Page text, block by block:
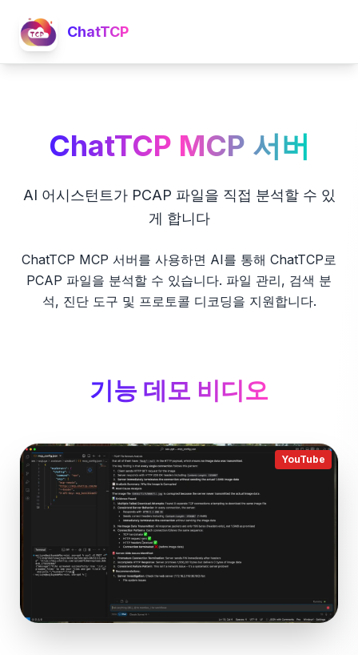
ChatTCP
ChatTCP MCP 서버
AI 어시스턴트가 PCAP 파일을 직접 분석할 수 있
게 합니다
ChatTCP MCP 서버를 사용하면 AI를 통해 ChatTCP로
PCAP 파일을 분석할 수 있습니다. 파일 관리, 검색 분
석, 진단 도구 및 프로토콜 디코딩을 지원합니다.
기능 데모 비디오
YouTube